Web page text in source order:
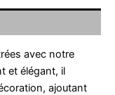
avec notre
et élégant, il
ajoutant